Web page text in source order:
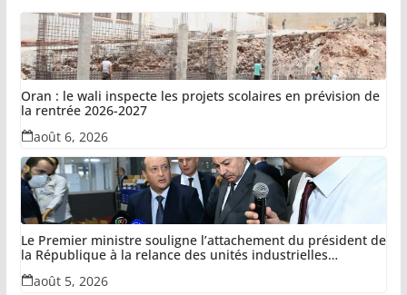
Oran : le wali inspecte les projets scolaires en prévision de
la rentrée 2026-2027
août 6, 2026
Le Premier ministre souligne l’attachement du président de
la République à la relance des unités industrielles
confisquées dans le cadre de la récupération des avoirs
détournés
août 5, 2026